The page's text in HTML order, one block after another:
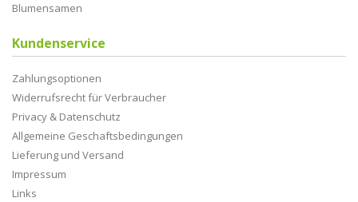
Blumensamen
Kundenservice
Zahlungsoptionen
Widerrufsrecht für Verbraucher
Privacy & Datenschutz
Allgemeine Geschaftsbedingungen
Lieferung und Versand
Impressum
Links